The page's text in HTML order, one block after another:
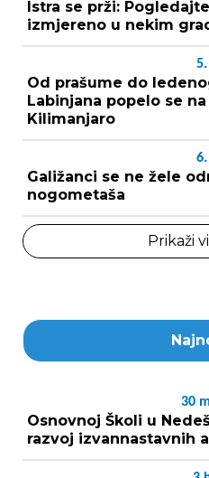
Istra se prži:
izmjereno u nekim
5.
Od prašume do
Labinjana popelo se
Kilimanjaro
6.
Galižanci se ne žele
nogometaša
Prikaži
30
Osnovnoj Školi u
razvoj izvannastavnih